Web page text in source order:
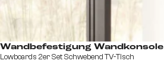
Wandbefestigung Wandkonsole
Lowboards 2er Set Schwebend TV-Tisch